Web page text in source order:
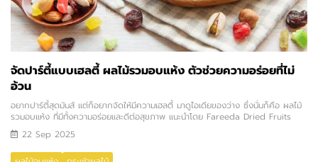
จัดปาร์ตี้แบบเฮลตี้ ผลไม้รวมอบแห้ง ตัวช่วยความอร่อยที่ไม่
อ้วน
อยากปาร์ตี้สุดมันส์ แต่ก็อยากจัดให้มีความเฮลตี้ มาดูไอเดียของว่าง ซึ่งนั่นก็คือ ผลไม้
รวมอบแห้ง ที่มีทั้งความอร่อยและดีต่อสุขภาพ แนะนำโดย Fareeda Dried Fruits
22 Sep 2025